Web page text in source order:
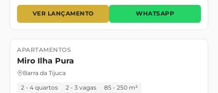
VER LANÇAMENTO WHATSAPP
Lançamento Pronto para Morar
APARTAMENTOS
Miro Ilha Pura
Barra da Tijuca
2 - 4 quartos 2 - 3 vagas 85 - 250 m²